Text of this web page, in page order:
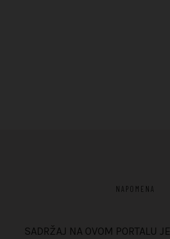
NAPOMENA
SADRŽAJ NA OVOM PORTALU JE